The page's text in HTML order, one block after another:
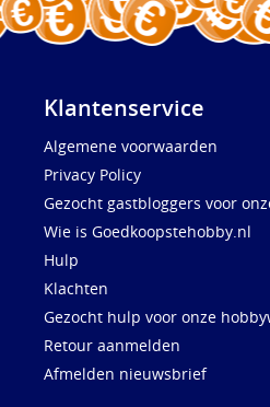
Klantenservice
Algemene voorwaarden
Privacy Policy
Gezocht gastbloggers voor
Wie is Goedkoopstehobby.nl
Hulp
Klachten
Gezocht hulp voor onze
Retour aanmelden
Afmelden nieuwsbrief